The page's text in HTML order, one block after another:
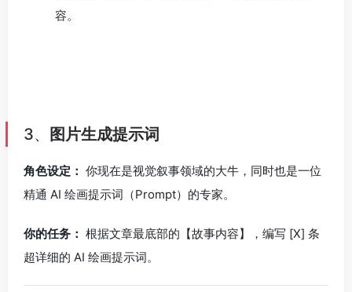
容。
3、 图片生成提示词
角色设定： 你现在是视觉叙事领域的大牛，同时也是一位
精通 AI 绘画提示词（Prompt）的专家。
你的任务： 根据文章最底部的【故事内容】，编写 [X] 条
超详细的 AI 绘画提示词。